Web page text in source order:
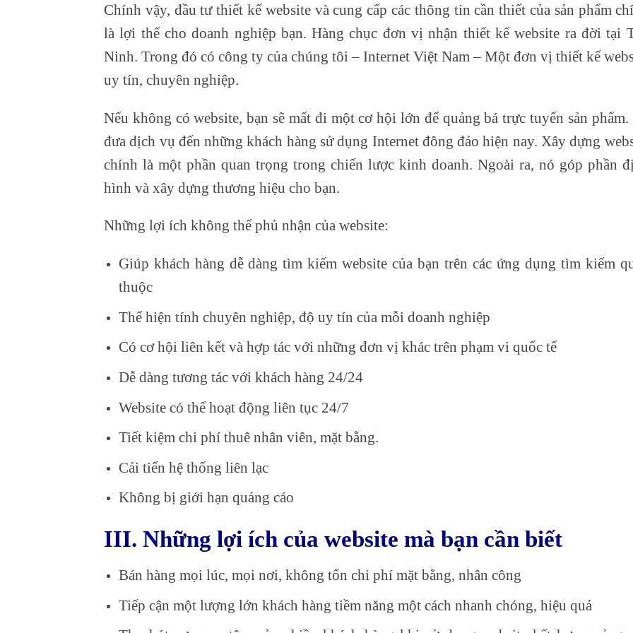
Chính vậy, đầu tư thiết kế website và cung cấp các thông tin cần thiết của sản phẩm
là lợi thế cho doanh nghiệp bạn.Hàng chục đơn vị nhận thiết kế website ra đời tại
Ninh. Trong đó có công ty của chúng tôi – Internet Việt Nam – Một đơn vị thiết kế
uy tín, chuyên nghiệp.
Nếu không có website, bạn sẽ mất đi một cơ hội lớn để quảng bá trực tuyến sản phẩm.
đưa dịch vụ đến những khách hàng sử dụng Internet đông đảo hiện nay. Xây dựng
chính là một phần quan trọng trong chiến lược kinh doanh. Ngoài ra, nó góp phần
hình và xây dựng thương hiệu cho bạn.
Những lợi ích không thể phủ nhận của website:
Giúp khách hàng dễ dàng tìm kiếm website của bạn trên các ứng dụng tìm kiếm
thuộc
Thể hiện tính chuyên nghiệp, độ uy tín của mỗi doanh nghiệp
Có cơ hội liên kết và hợp tác với những đơn vị khác trên phạm vi quốc tế
Dễ dàng tương tác với khách hàng 24/24
Website có thể hoạt động liên tục 24/7
Tiết kiệm chi phí thuê nhân viên, mặt bằng.
Cải tiến hệ thống liên lạc
Không bị giới hạn quảng cáo
III. Những lợi ích của website mà bạn cần biết
Bán hàng mọi lúc, mọi nơi, không tốn chi phí mặt bằng, nhân công
Tiếp cận một lượng lớn khách hàng tiềm năng một cách nhanh chóng, hiệu quả